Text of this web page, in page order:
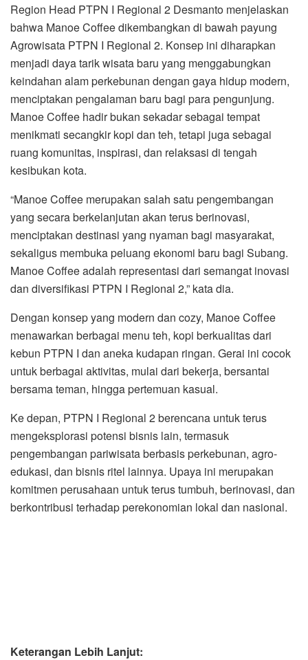
Region Head PTPN I Regional 2 Desmanto menjelaskan
bahwa Manoe Coffee dikembangkan di bawah payung
Agrowisata PTPN I Regional 2. Konsep ini diharapkan
menjadi daya tarik wisata baru yang menggabungkan
keindahan alam perkebunan dengan gaya hidup modern,
menciptakan pengalaman baru bagi para pengunjung.
Manoe Coffee hadir bukan sekadar sebagai tempat
menikmati secangkir kopi dan teh, tetapi juga sebagai
ruang komunitas, inspirasi, dan relaksasi di tengah
kesibukan kota.
“Manoe Coffee merupakan salah satu pengembangan
yang secara berkelanjutan akan terus berinovasi,
menciptakan destinasi yang nyaman bagi masyarakat,
sekaligus membuka peluang ekonomi baru bagi Subang.
Manoe Coffee adalah representasi dari semangat inovasi
dan diversifikasi PTPN I Regional 2,” kata dia.
Dengan konsep yang modern dan cozy, Manoe Coffee
menawarkan berbagai menu teh, kopi berkualitas dari
kebun PTPN I dan aneka kudapan ringan. Gerai ini cocok
untuk berbagai aktivitas, mulai dari bekerja, bersantai
bersama teman, hingga pertemuan kasual.
Ke depan, PTPN I Regional 2 berencana untuk terus
mengeksplorasi potensi bisnis lain, termasuk
pengembangan pariwisata berbasis perkebunan, agro-
edukasi, dan bisnis ritel lainnya. Upaya ini merupakan
komitmen perusahaan untuk terus tumbuh, berinovasi, dan
berkontribusi terhadap perekonomian lokal dan nasional.
Keterangan Lebih Lanjut: